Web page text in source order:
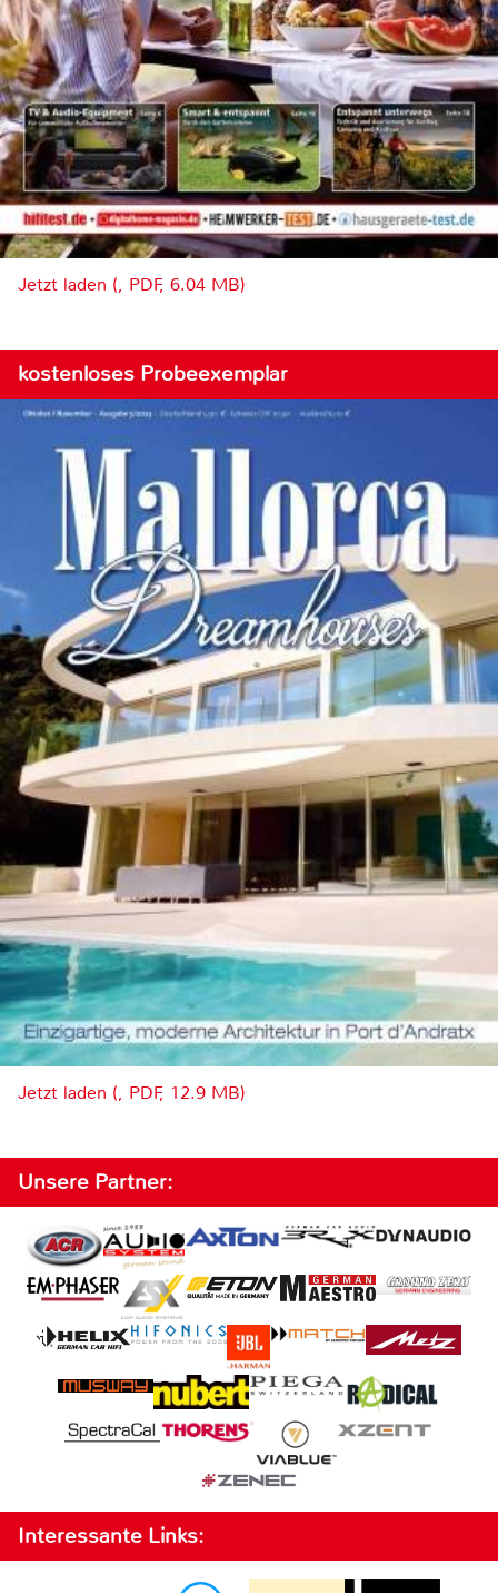
Jetzt laden (, PDF, 6.04 MB)
kostenloses Probeexemplar
Jetzt laden (, PDF, 12.9 MB)
Unsere Partner:
Interessante Links: